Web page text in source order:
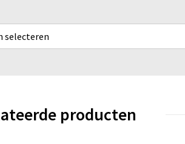
selecteren
producten